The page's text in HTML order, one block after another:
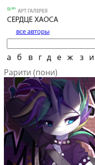
все авторы
а б в г д е ж з и
Рарити (пони)